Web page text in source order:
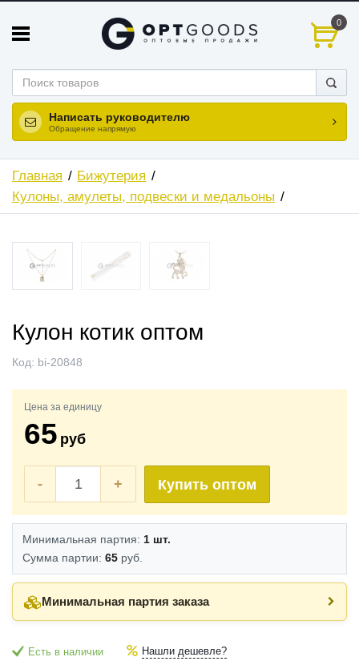
0
Написать руководителю
Обращение напрямую
Главная
Бижутерия
Кулоны, амулеты, подвески и медальоны
Кулон котик оптом
Код: bi-20848
Цена за единицу
65 руб
- + Купить оптом
Минимальная партия: 1 шт.
Сумма партии: 65 руб.
Минимальная партия заказа
Есть в наличии Нашли дешевле?